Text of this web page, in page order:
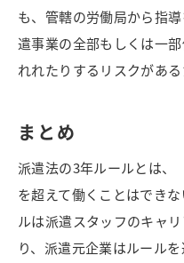
も、管轄の労働局から指
遣事業の全部もしくは一
れれたりするリスクがあ
まとめ
派遣法の3年ルールとは、
を超えて働くことはでき
ルは派遣スタッフのキャ
り、派遣元企業はルール